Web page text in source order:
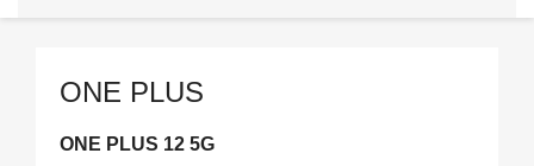
ONE PLUS
ONE PLUS 12 5G